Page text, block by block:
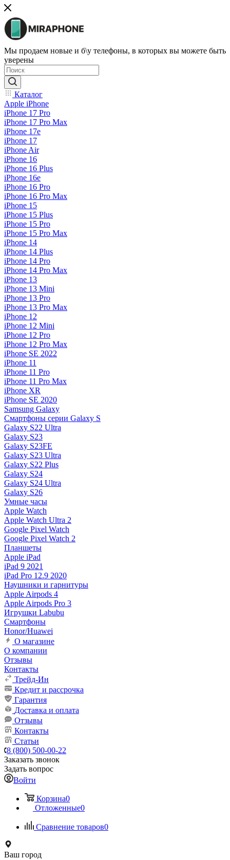
Мы продаем новые и б\у телефоны, в которых вы можете быть
уверены
Каталог
Apple iPhone
iPhone 17 Pro
iPhone 17 Pro Max
iPhone 17e
iPhone 17
iPhone Air
iPhone 16
iPhone 16 Plus
iPhone 16e
iPhone 16 Pro
iPhone 16 Pro Max
iPhone 15
iPhone 15 Plus
iPhone 15 Pro
iPhone 15 Pro Max
iPhone 14
iPhone 14 Plus
iPhone 14 Pro
iPhone 14 Pro Max
iPhone 13
iPhone 13 Mini
iPhone 13 Pro
iPhone 13 Pro Max
iPhone 12
iPhone 12 Mini
iPhone 12 Pro
iPhone 12 Pro Max
iPhone SE 2022
iPhone 11
iPhone 11 Pro
iPhone 11 Pro Max
iPhone XR
iPhone SE 2020
Samsung Galaxy
Смартфоны серии Galaxy S
Galaxy S22 Ultra
Galaxy S23
Galaxy S23FE
Galaxy S23 Ultra
Galaxy S22 Plus
Galaxy S24
Galaxy S24 Ultra
Galaxy S26
Умные часы
Apple Watch
Apple Watch Ultra 2
Google Pixel Watch
Google Pixel Watch 2
Планшеты
Apple iPad
iPad 9 2021
iPad Pro 12.9 2020
Наушники и гарнитуры
Apple Airpods 4
Apple Airpods Pro 3
Игрушки Labubu
Смартфоны
Honor/Huawei
О магазине
О компании
Отзывы
Контакты
Трейд-Ин
Кредит и рассрочка
Гарантия
Доставка и оплата
Отзывы
Контакты
Статьи
8 (800) 500-00-22
Заказать звонок
Задать вопрос
Войти
Корзина0
Отложенные0
Сравнение товаров0
Ваш город